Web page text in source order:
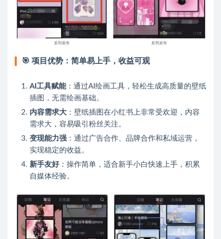
🎯 项目优势：简单易上手，收益可观
AI工具赋能：通过AI绘画工具，轻松生成高质量的壁纸
插图，无需绘画基础。
内容需求大 ：壁纸插图在小红书上非常受欢迎，内容
需求大，容易吸引粉丝关注。
变现能力强 ：通过广告合作、品牌合作和私域运营，
实现稳定的收益。
新手友好：操作简单，适合新手小白快速上手，积累
自媒体经验。